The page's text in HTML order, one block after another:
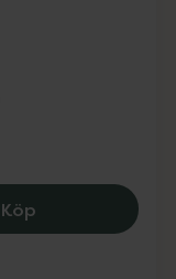
KöpEmma S